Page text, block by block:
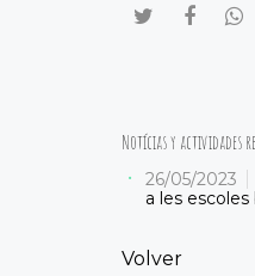
Notícias y actividades
26/05/2023
a les escoles
Volver